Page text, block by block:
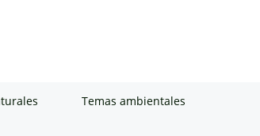
Temas ambientales